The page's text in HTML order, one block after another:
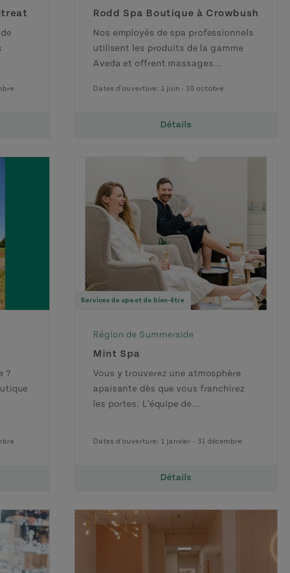
Rodd Spa Boutique à Crowbush
Nos employés de spa professionnels
utilisent les produits de la gamme
Aveda et offrent massages...
Dates d'ouverture:1 juin -10 octobre
Détails
?
Services de spa et de bien-être
Région de Summerside
Mint Spa
Vous y trouverez une atmosphère
apaisante dès que vous franchirez
les portes. L'équipe de...
Dates d'ouverture:1 janvier - 31 décembre
Détails